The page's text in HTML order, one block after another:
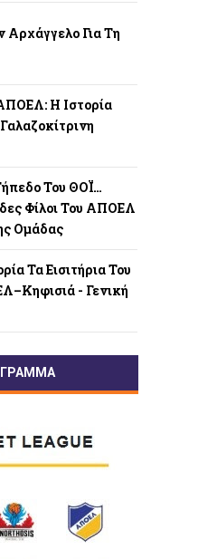
Αρχάγγελο Για Τη
Η Ιστορία
Του ΘΟΪ…
Φίλοι Του ΑΠΟΕΛ
Ομάδας
Τα Εισιτήρια Του
- Γενική